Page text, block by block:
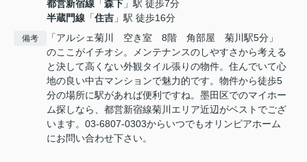
都営新宿線 「森下 」駅 徒歩7分
半蔵門線 「住吉 」駅 徒歩16分
備考
「アルシェ菊川 空き室 8階 角部屋 菊川駅5分」
のここがイチオシ。メンテナンスのしやすさから考える
と決して高くない外観タイル張りの物件。住んでいて心
地の良い中古マンションで魅力的です。物件から徒歩5
分の場所に駅があれば便利ですね。墨田区でのマイホー
ム探しなら、都営新宿線菊川エリア近辺がベストでござ
います。03-6807-0303からいつでもオリンピアホーム
にお問い合わせ下さい。